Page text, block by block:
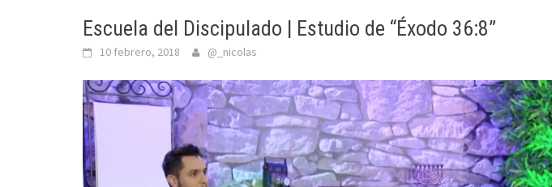
Escuela del Discipulado | Estudio de “Éxodo 36:8”
10 febrero, 2018 @_nicolas